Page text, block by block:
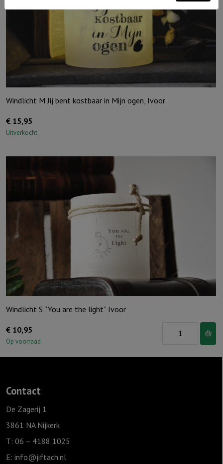
Windlicht M Jij bent kostbaar in Mijn ogen, Ivoor
€ 15,95
Uitverkocht
Windlicht S “You are the light” Ivoor
€ 10,95
Op voorraad
Windlicht
"You
Contact
De Zagerij 1
3861 NA Nijkerk
T: 06 – 4188 1025
E: info@jiftach.nl